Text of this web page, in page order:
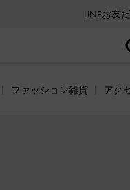
LINEお友
ファッション雑貨 アク